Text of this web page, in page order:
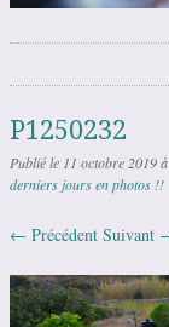
P1250232
Publié le 11 octobre 2019à
derniers jours en photos !!
← Précédent Suivant